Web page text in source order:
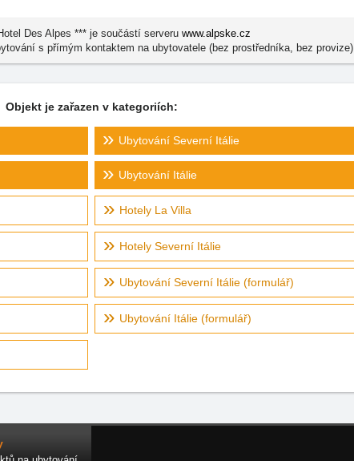
Des Alpes *** je součástí serveru www.alpske.cz
s přímým kontaktem na ubytovatele (bez prostředníka, bez provize)
Objekt je zařazen v kategoriích:
Ubytování Severní Itálie
Ubytování Itálie
Hotely La Villa
Hotely Severní Itálie
Ubytování Severní Itálie (formulář)
Ubytování Itálie (formulář)